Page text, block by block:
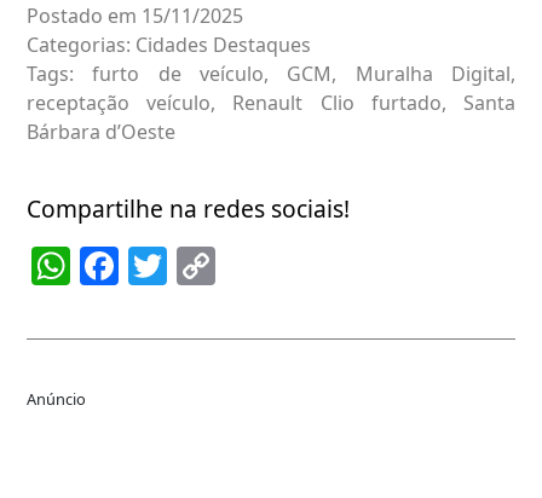
Postado em 15/11/2025
Categorias: Cidades Destaques
Tags:furto de veículo, GCM, Muralha Digital,
receptação veículo, Renault Clio furtado, Santa
Bárbara d’Oeste
Compartilhe na redes sociais!
WhatsApp
Facebook
Twitter
Anúncio